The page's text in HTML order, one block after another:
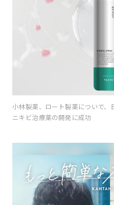
小林製薬、ロート製薬についで
ニキビ治療薬の開発に成功